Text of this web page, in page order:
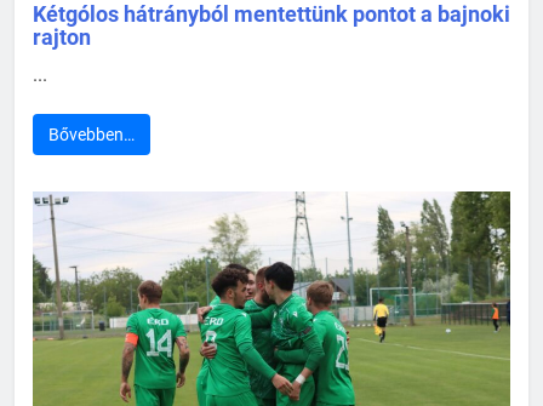
Kétgólos hátrányból mentettünk pontot a bajnoki
rajton
...
Bővebben…